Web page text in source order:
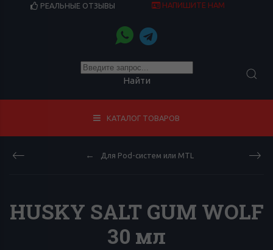
РЕАЛЬНЫЕ ОТЗЫВЫ НАПИШИТЕ НАМ
Найти
КАТАЛОГ ТОВАРОВ
Для Pod-систем или MTL
HUSKY SALT GUM WOLF
30 мл